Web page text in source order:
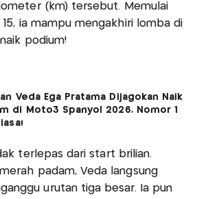
(km) tersebut. Memulai
ia mampu mengakhiri lomba di
podium!
Veda Ega Pratama Dijagokan Naik
di Moto3 Spanyol 2026, Nomor 1
terlepas dari start brilian.
padam, Veda langsung
urutan tiga besar. Ia pun